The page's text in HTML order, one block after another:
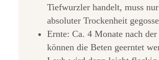
Tiefwurzler handelt, muss
absoluter Trockenheit
Ernte: Ca. 4 Monate nach der
können die Beten geerntet